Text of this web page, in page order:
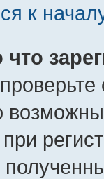
к
что